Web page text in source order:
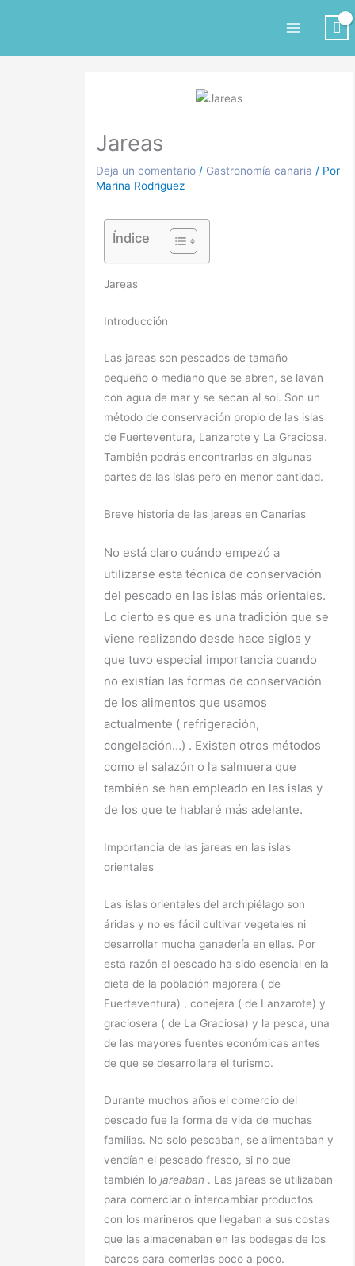
Jareas
Deja un comentario / Gastronomía canaria / Por
Marina Rodriguez
Índice
Jareas
Introducción
Las jareas son pescados de tamaño
pequeño o mediano que se abren, se lavan
con agua de mar y se secan al sol. Son un
método de conservación propio de las islas
de Fuerteventura, Lanzarote y La Graciosa.
También podrás encontrarlas en algunas
partes de las islas pero en menor cantidad.
Breve historia de las jareas en Canarias
No está claro cuándo empezó a
utilizarse esta técnica de conservación
del pescado en las islas más orientales.
Lo cierto es que es una tradición que se
viene realizando desde hace siglos y
que tuvo especial importancia cuando
no existían las formas de conservación
de los alimentos que usamos
actualmente ( refrigeración,
congelación…) . Existen otros métodos
como el salazón o la salmuera que
también se han empleado en las islas y
de los que te hablaré más adelante.
Importancia de las jareas en las islas
orientales
Las islas orientales del archipiélago son
áridas y no es fácil cultivar vegetales ni
desarrollar mucha ganadería en ellas. Por
esta razón el pescado ha sido esencial en la
dieta de la población majorera ( de
Fuerteventura) , conejera ( de Lanzarote) y
graciosera ( de La Graciosa) y la pesca, una
de las mayores fuentes económicas antes
de que se desarrollara el turismo.
Durante muchos años el comercio del
pescado fue la forma de vida de muchas
familias. No solo pescaban, se alimentaban y
vendían el pescado fresco, si no que
también lojareaban . Las jareas se utilizaban
para comerciar o intercambiar productos
con los marineros que llegaban a sus costas
que las almacenaban en las bodegas de los
barcos para comerlas poco a poco.